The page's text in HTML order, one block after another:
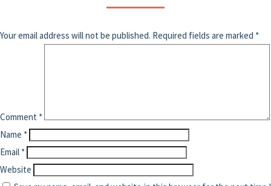
Your email address will not be published. Required fields are marked *
Comment *
Name *
Email *
Website